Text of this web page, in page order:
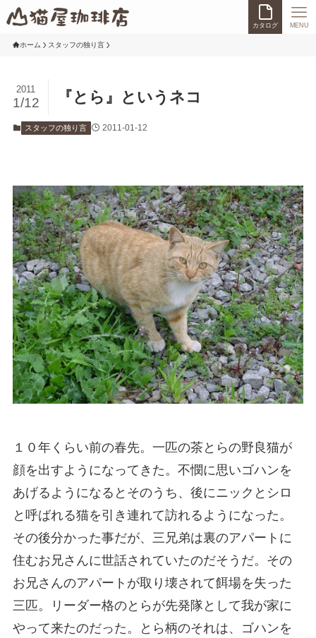
カタログ MENU
ホーム スタッフの独り言
『とら』というネコ
2011
1/12
スタッフの独り言 2011-01-12
１０年くらい前の春先。一匹の茶とらの野良猫が
顔を出すようになってきた。不憫に思いゴハンを
あげるようになるとそのうち、後にニックとシロ
と呼ばれる猫を引き連れて訪れるようになった。
その後分かった事だが、三兄弟は裏のアパートに
住むお兄さんに世話されていたのだそうだ。その
お兄さんのアパートが取り壊されて餌場を失った
三匹。リーダー格のとらが先発隊として我が家に
やって来たのだった。とら柄のそれは、ゴハンを